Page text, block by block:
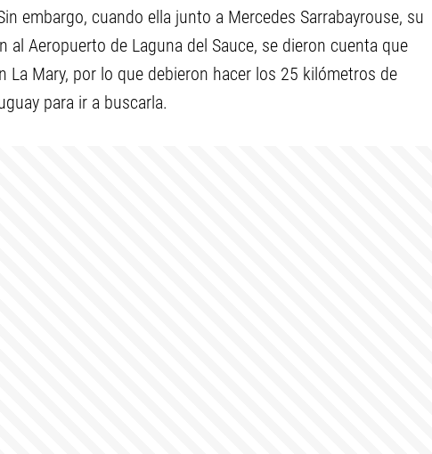
embargo, cuando ella junto a Mercedes Sarrabayrouse, su
al Aeropuerto de Laguna del Sauce, se dieron cuenta que
La Mary, por lo que debieron hacer los 25 kilómetros de
para ir a buscarla.